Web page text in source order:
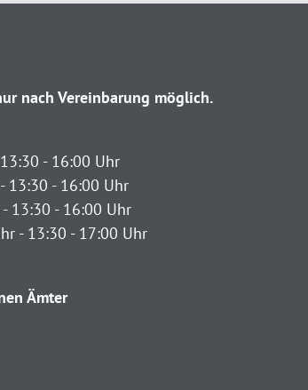
nach Vereinbarung möglich.
- 16:00 Uhr
13:30 - 16:00 Uhr
13:30 - 16:00 Uhr
- 13:30 - 17:00 Uhr
Ämter